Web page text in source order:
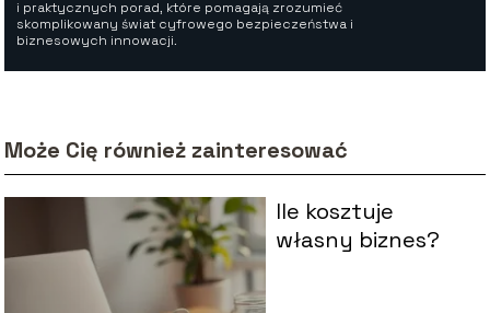
i praktycznych porad, które pomagają zrozumieć
skomplikowany świat cyfrowego bezpieczeństwa i
biznesowych innowacji.
Może Cię również zainteresować
Ile kosztuje
własny biznes?